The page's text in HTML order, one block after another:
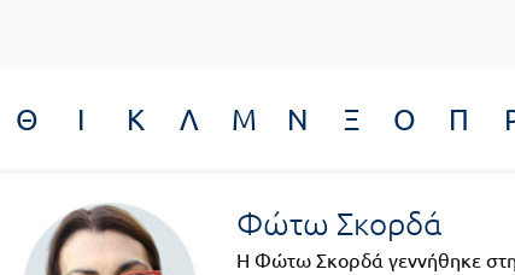
Θ Ι Κ Λ Μ Ν Ξ Ο Π
Φώτω Σκορδά
Η Φώτω Σκορδά γεννήθηκε στην